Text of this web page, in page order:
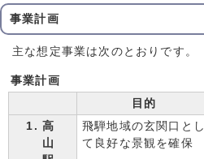
事業計画
主な想定事業は次のとおりです。
事業計画
目的
高
山
飛騨地域の玄関口とし
て良好な景観を確保